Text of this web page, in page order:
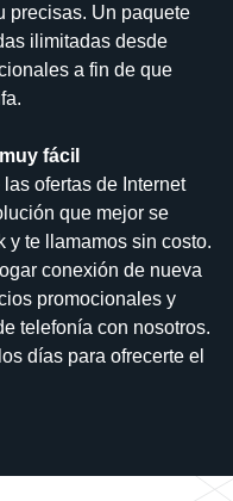
precisas. Un paquete
ilimitadas desde
a fin de que
fácil
ofertas de Internet
que mejor se
y te llamamos sin costo.
conexión de nueva
promocionales y
telefonía con nosotros.
días para ofrecerte el